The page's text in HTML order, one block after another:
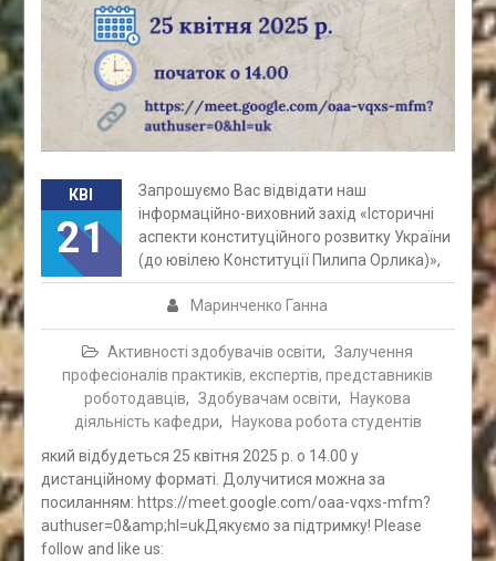
КВІ
21
Маринченко Ганна
Активності здобувачів освіти, Залучення
професіоналів практиків, експертів, представників
роботодавців, Здобувачам освіти,
Наукова
діяльність кафедри, Наукова робота студентів
Запрошуємо Вас відвідати наш
інформаційно-виховний захід «Історичні
аспекти конституційного розвитку України
(до ювілею Конституції Пилипа Орлика)»,
який відбудеться 25 квітня 2025 р. о 14.00 у
дистанційному форматі. Долучитися можна за
посиланням: https://meet.google.com/oaa-vqxs-mfm?
authuser=0&amp;hl=ukДякуємо за підтримку! Please
follow and like us: